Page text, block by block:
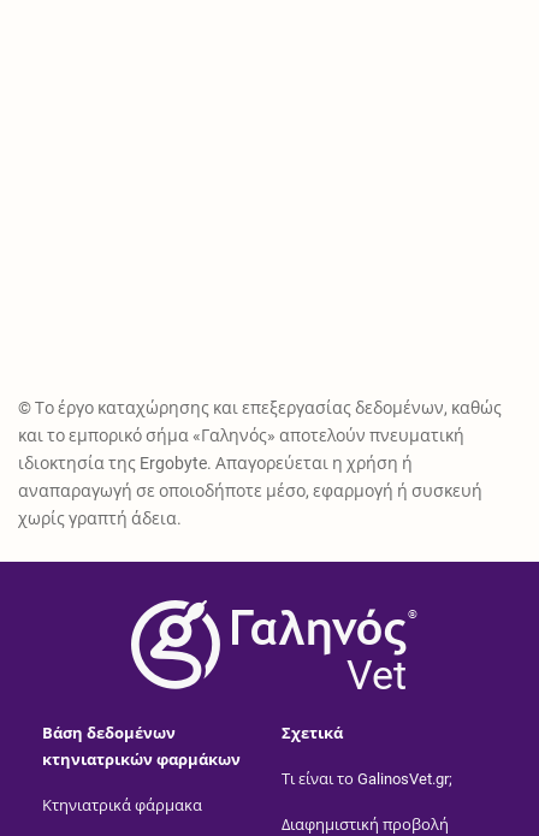
© Το έργο καταχώρησης και επεξεργασίας δεδομένων, καθώς
και το εμπορικό σήμα «Γαληνός» αποτελούν πνευματική
ιδιοκτησία της Ergobyte. Απαγορεύεται η χρήση ή
αναπαραγωγή σε οποιοδήποτε μέσο, εφαρμογή ή συσκευή
χωρίς γραπτή άδεια.
®
Vet
Βάση δεδομένων
κτηνιατρικών φαρμάκων
Κτηνιατρικά φάρμακα
Σχετικά
Τι είναι το GalinosVet.gr;
Διαφημιστική προβολή